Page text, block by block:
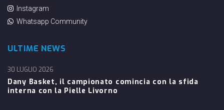
Instagram
Whatsapp Community
ULTIME NEWS
Dany Basket, il campionato comincia con la sfida
interna con la Pielle Livorno
30 LUGLIO 2026